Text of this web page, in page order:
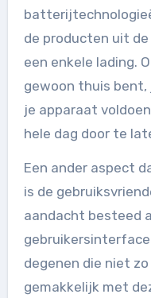
de producten uit
een enkele lading.
gewoon thuis
je apparaat
hele dag door te
Een ander aspect
is de
aandacht besteed
degenen die niet
gemakkelijk met